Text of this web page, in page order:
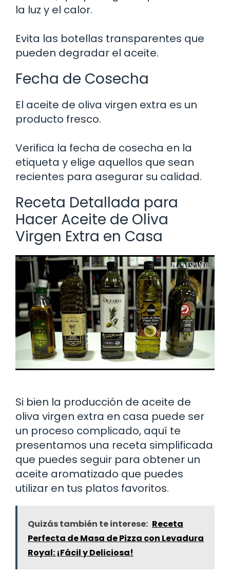
la luz y el calor.
Evita las botellas transparentes que
pueden degradar el aceite.
Fecha de Cosecha
El aceite de oliva virgen extra es un
producto fresco.
Verifica la fecha de cosecha en la
etiqueta y elige aquellos que sean
recientes para asegurar su calidad.
Receta Detallada para
Hacer Aceite de Oliva
Virgen Extra en Casa
Si bien la producción de aceite de
oliva virgen extra en casa puede ser
un proceso complicado, aquí te
presentamos una receta simplificada
que puedes seguir para obtener un
aceite aromatizado que puedes
utilizar en tus platos favoritos.
Quizás también te interese: Receta
Perfecta de Masa de Pizza con Levadura
Royal: ¡Fácil y Deliciosa!